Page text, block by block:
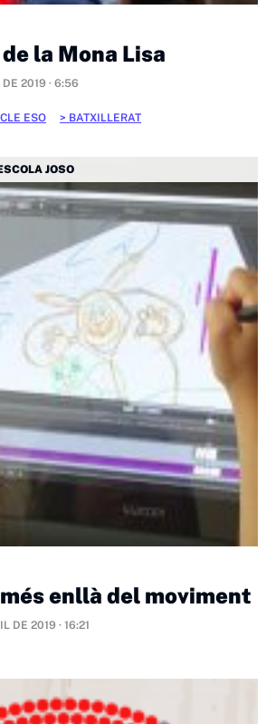
la Mona Lisa
2019 · 6:56
ESO BATXILLERAT
JOSO
enllà del moviment
DE 2019 · 16:21